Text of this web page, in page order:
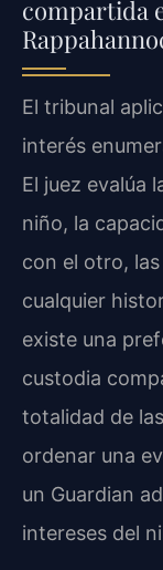
compartida
El tribunal
interés
El juez evalúa
niño, la
con el otro,
cualquier
existe una
custodia
totalidad de
ordenar una
un Guardian
intereses del